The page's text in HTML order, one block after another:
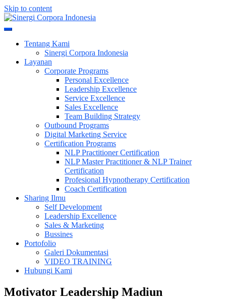
Skip to content
Sinergi Corpora Indonesia
Tentang Kami
Sinergi Corpora Indonesia
Layanan
Corporate Programs
Personal Excellence
Leadership Excellence
Service Excellence
Sales Excellence
Team Building Strategy
Outbound Programs
Digital Marketing Service
Certification Programs
NLP Practitioner Certification
NLP Master Practitioner & NLP Trainer
Certification
Profesional Hypnotherapy Certification
Coach Certification
Sharing Ilmu
Self Development
Leadership Excellence
Sales & Marketing
Bussines
Portofolio
Galeri Dokumentasi
VIDEO TRAINING
Hubungi Kami
Motivator Leadership Madiun